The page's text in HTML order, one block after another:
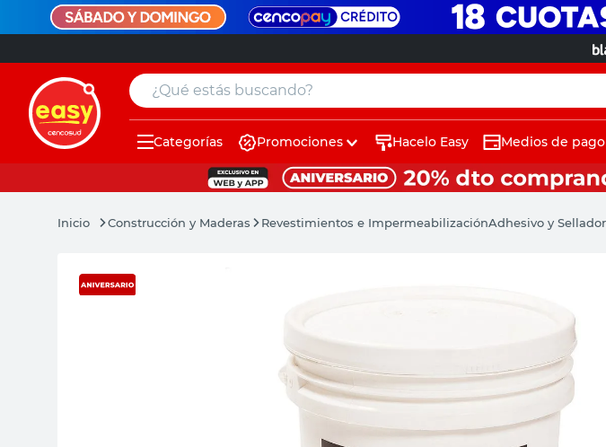
¿Qué estás buscando?
Categorías Promociones Hacelo Easy Medios de pago
Construcción y Maderas Revestimientos e ImpermeabilizaciónAdhesivo y
muebles